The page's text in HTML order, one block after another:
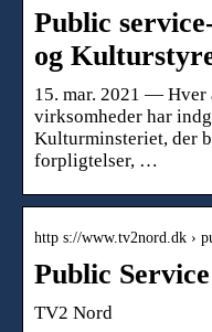
Public
og
15. mar. 2021 — Hver
virksomheder har
Kulturminsteriet, der
forpligtelser, …
http s://www.tv2nord.dk ›
Public
TV2 Nord